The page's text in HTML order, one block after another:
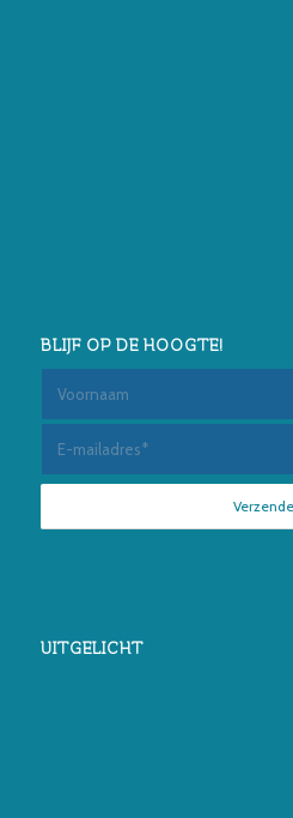
BLIJF OP DE HOOGTE!
UITGELICHT